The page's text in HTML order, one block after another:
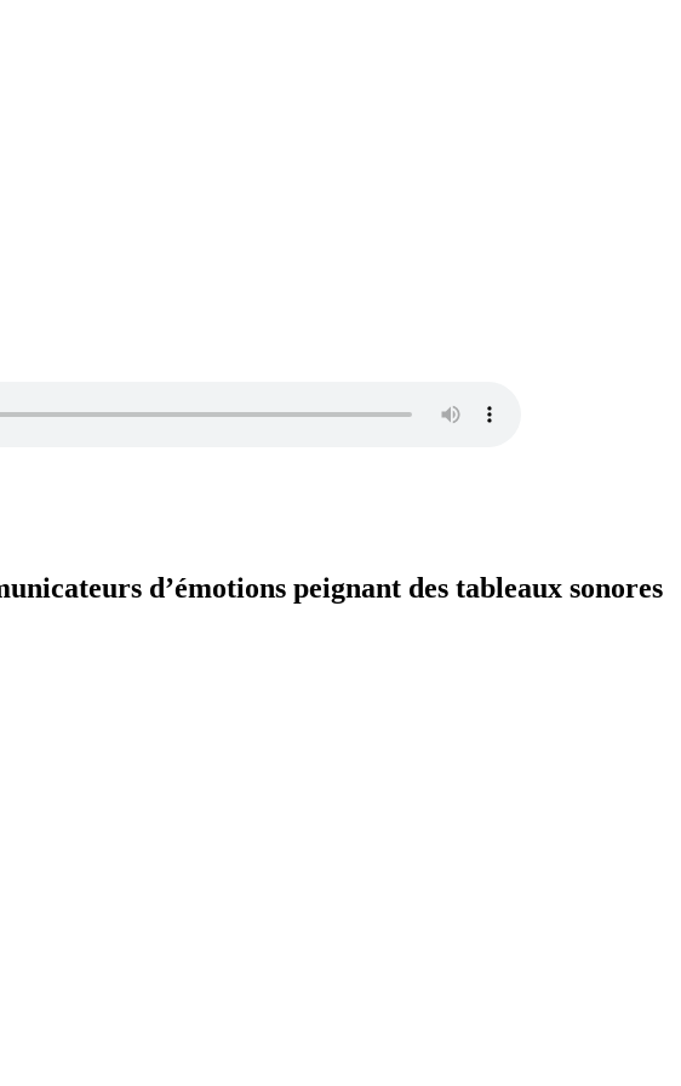
d’émotions peignant des tableaux sonores